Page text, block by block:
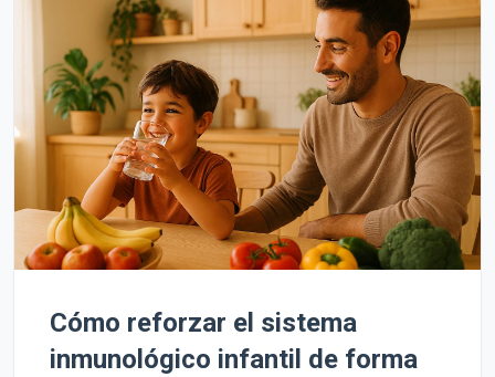
Cómo reforzar el sistema
inmunológico infantil de forma